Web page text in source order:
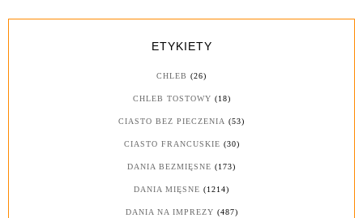
ETYKIETY
CHLEB (26)
CHLEB TOSTOWY (18)
CIASTO BEZ PIECZENIA (53)
CIASTO FRANCUSKIE (30)
DANIA BEZMIĘSNE (173)
DANIA MIĘSNE (1214)
DANIA NA IMPREZY (487)